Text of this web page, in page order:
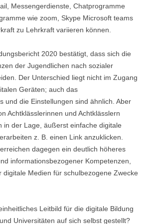
Messengerdienste, Chatprogramme
wie zoom, Skype Microsoft teams
zu Lehrkraft variieren können.
2020 bestätigt, dass sich die
der Jugendlichen nach sozialer
Der Unterschied liegt nicht im Zugang
Geräten; auch das
und die Einstellungen sind ähnlich. Aber
Achtklässlerinnen und Achtklässlern
in der Lage, äußerst einfache digitale
z. B. einen Link anzuklicken.
dagegen ein deutlich höheres
informationsbezogener Kompetenzen,
digitale Medien für schulbezogene Zwecke
Leitbild für die digitale Bildung
Universitäten auf sich selbst gestellt?